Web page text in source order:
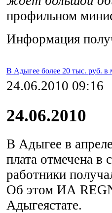
профильном
Информация
В Адыгее более 20 тыс. руб. в
24.06.2010 09:16
24.06.2010
В Адыгее в
плата отмечена в
работники
Об этом ИА
Адыгеястате.